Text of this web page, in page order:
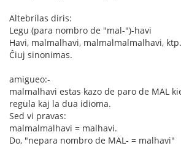
Altebrilas diris:
Legu (para nombro de "mal-")-havi
Havi, malmalhavi, malmalmalmalhavi, ktp.
Ĉiuj sinonimas.
amigueo:-
malmalhavi estas kazo de paro de MAL
regula kaj la dua idioma.
Sed vi pravas:
malmalmalhavi = malhavi.
Do, "nepara nombro de MAL- = malhavi"